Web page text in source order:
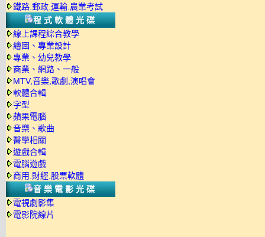
鐵路.郵政.運輸.農業考試
程式軟體光碟
線上課程綜合教學
繪圖、專業設計
專業、幼兒教學
商業、網路、一般
MTV,音樂,歌劇,演唱會
軟體合輯
字型
蘋果電腦
音樂、歌曲
醫學相關
遊戲合輯
電腦遊戲
商用.財經.股票軟體
音樂電影光碟
電視劇影集
電影院線片